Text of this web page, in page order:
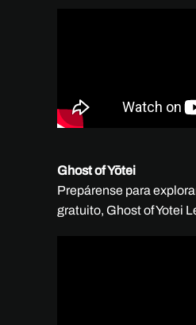
Ghost of Yōtei
Prepárense para
gratuito, Ghost of Yotei